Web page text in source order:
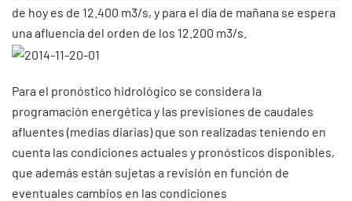
de hoy es de 12.400 m3/s, y para el día de mañana se espera
una afluencia del orden de los 12.200 m3/s.
Para el pronóstico hidrológico se considera la
programación energética y las previsiones de caudales
afluentes (medias diarias) que son realizadas teniendo en
cuenta las condiciones actuales y pronósticos disponibles,
que además están sujetas a revisión en función de
eventuales cambios en las condiciones